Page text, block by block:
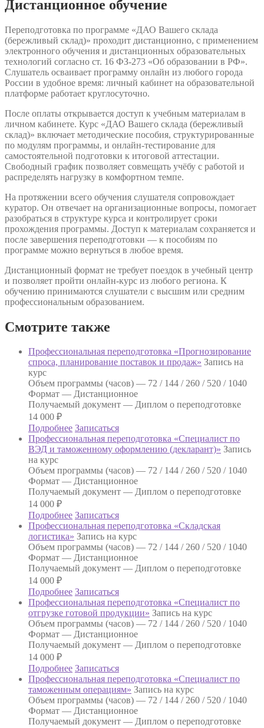
Дистанционное обучение
Переподготовка по программе «ДАО Вашего склада
(бережливый склад)» проходит дистанционно, с применением
электронного обучения и дистанционных образовательных
технологий согласно ст. 16 ФЗ-273 «Об образовании в РФ».
Слушатель осваивает программу онлайн из любого города
России в удобное время: личный кабинет на образовательной
платформе работает круглосуточно.
После оплаты открывается доступ к учебным материалам в
личном кабинете. Курс «ДАО Вашего склада (бережливый
склад)» включает методические пособия, структурированные
по модулям программы, и онлайн-тестирование для
самостоятельной подготовки к итоговой аттестации.
Свободный график позволяет совмещать учёбу с работой и
распределять нагрузку в комфортном темпе.
На протяжении всего обучения слушателя сопровождает
куратор. Он отвечает на организационные вопросы, помогает
разобраться в структуре курса и контролирует сроки
прохождения программы. Доступ к материалам сохраняется и
после завершения переподготовки — к пособиям по
программе можно вернуться в любое время.
Дистанционный формат не требует поездок в учебный центр
и позволяет пройти онлайн-курс из любого региона. К
обучению принимаются слушатели с высшим или средним
профессиональным образованием.
Смотрите также
Профессиональная переподготовка «Прогнозирование
спроса, планирование поставок и продаж» Запись на
курс
Объем программы (часов) — 72 / 144 / 260 / 520 / 1040
Формат — Дистанционное
Получаемый документ — Диплом о переподготовке
14 000 ₽
Подробнее Записаться
Профессиональная переподготовка «Специалист по
ВЭД и таможенному оформлению (декларант)» Запись
на курс
Объем программы (часов) — 72 / 144 / 260 / 520 / 1040
Формат — Дистанционное
Получаемый документ — Диплом о переподготовке
14 000 ₽
Подробнее Записаться
Профессиональная переподготовка «Складская
логистика» Запись на курс
Объем программы (часов) — 72 / 144 / 260 / 520 / 1040
Формат — Дистанционное
Получаемый документ — Диплом о переподготовке
14 000 ₽
Подробнее Записаться
Профессиональная переподготовка «Специалист по
отгрузке готовой продукции» Запись на курс
Объем программы (часов) — 72 / 144 / 260 / 520 / 1040
Формат — Дистанционное
Получаемый документ — Диплом о переподготовке
14 000 ₽
Подробнее Записаться
Профессиональная переподготовка «Специалист по
таможенным операциям» Запись на курс
Объем программы (часов) — 72 / 144 / 260 / 520 / 1040
Формат — Дистанционное
Получаемый документ — Диплом о переподготовке